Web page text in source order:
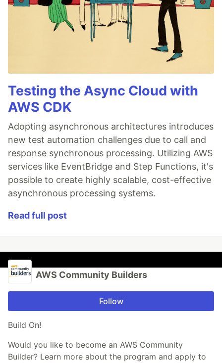
Testing the Async Cloud with
AWS CDK
Adopting asynchronous architectures introduces
new test automation challenges due to call and
response synchronous processing. Utilizing AWS
services like EventBridge and Step Functions, it's
possible to create highly scalable, cost-effective
asynchronous processing systems.
Read full post
AWS Community Builders
Follow
Build On!
Would you like to become an AWS Community
Builder? Learn more about the program and apply to